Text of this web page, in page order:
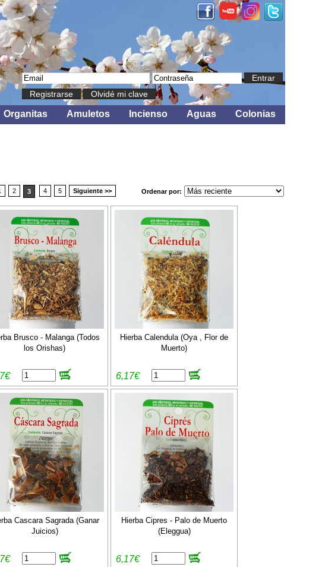
Entrar
Registrarse
Olvidé mi clave
Organitas Amuletos Incienso Aguas Colonias
2 3 4 5 Siguiente >> Ordenar por:
Brusco - Malanga (Todos
los Orishas)
Hierba Calendula (Oya , Flor de
Muerto)
6,17€
Cascara Sagrada (Ganar
Juicios)
Hierba Cipres - Palo de Muerto
(Eleggua)
6,17€